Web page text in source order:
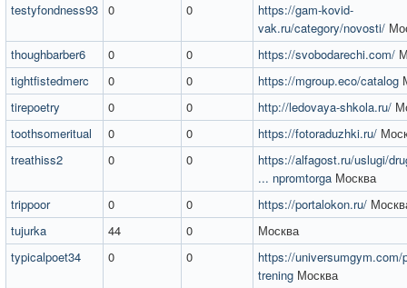
testyfondness93 0 0
https://gam-kovid-
vak.ru/category/novosti/
thoughbarber6
0 0 https://svobodarechi.com/
tightfistedmerc
0 0 https://mgroup.eco/catalog
tirepoetry
0 0 http://ledovaya-shkola.ru/
toothsomeritual
0 0 https://fotoraduzhki.ru/
treathiss2
0 0
https://alfagost.ru/uslugi/
... npromtorga Москва
trippoor
0 0 https://portalokon.ru/
tujurka
44 0
Москва
typicalpoet34
0 0
https://universumgym.com/
trening Москва